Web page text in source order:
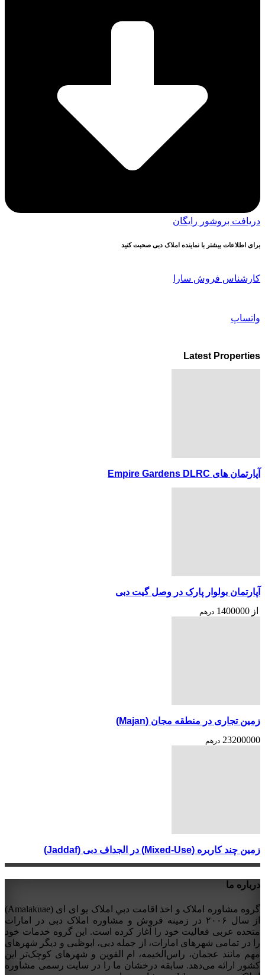
دریافت بروشور رایگان
برای اطلاعات بیشتر با نماینده املاک دبی صحبت کنید
کارشناس فروش سارا
واتساپ
Latest Properties
آپارتمان های Empire Gardens DLRC
آپارتمان بولوار پارک در وصل گیت دبی
از 1400000 درهم
زمین تجاری در منطقه مجان (Majan)
23200000 درهم
زمین چند کاربره (Mixed-Use) در الجداف دبی (Jaddaf)
درباره ما
گروه مشاوره املاک و اخذ اقامت دبیِ املاک یو ای ای (Amalakuae)
از سال ۲۰۰۶ در زمینه فروش و مشاوره املاک دبی در امارات
متحده عربی فعالیت خود را آغاز کرده است. این گروه خدمات خود
را در تمامی شهرهای امارات، از جمله دبی، ابوظبی و دیگر شهرهای
مهم مانند عجمان، راس‌الخیمه، ام القوین و شهرهای کوچک‌تر این
کشور ارائه می‌دهد. سابقه درخشان ما را در سایت رسمی مشاوره